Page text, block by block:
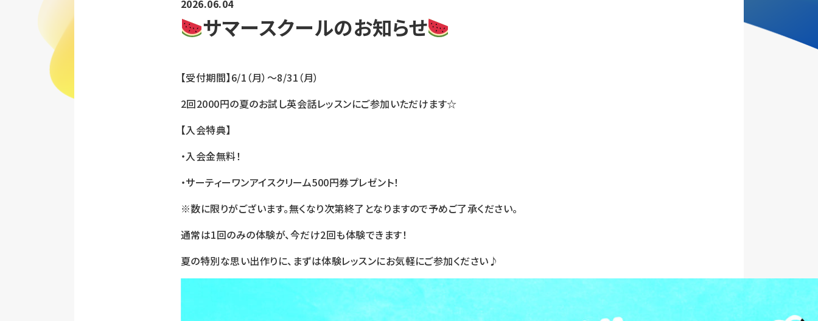
2026.06.04
サマースクールのお知らせ
【受付期間】6/1（月）～8/31（月）
2回2000円の夏のお試し英会話レッスンにご参加いただけます☆
【入会特典】
・入会金無料！
・サーティーワンアイスクリーム500円券プレゼント！
※数に限りがございます。無くなり次第終了となりますので予めご了承ください。
通常は1回のみの体験が、今だけ2回も体験できます！
夏の特別な思い出作りに、まずは体験レッスンにお気軽にご参加ください♪